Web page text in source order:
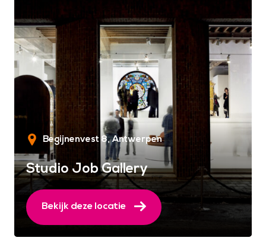
Begijnenvest 8 Antwerpen
Studio Job Gallery
Bekijk deze locatie